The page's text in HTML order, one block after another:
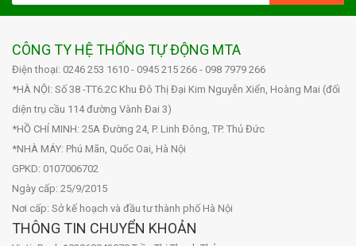
CÔNG TY HỆ THỐNG TỰ ĐỘNG MTA
Điện thoại: 0246 253 1610 - 0945 215 266 - 098 7979 266
*HÀ NỘI: Số 38 -TT6.2C Khu Đô Thị Đại Kim Nguyễn Xiển, Hoàng Mai (đối
diện trụ cầu 114 đường Vành Đai 3)
*HỒ CHÍ MINH: 25A Đường 24, P. Linh Đông, TP. Thủ Đức
*NHÀ MÁY: Phú Mãn, Quốc Oai, Hà Nội
GPKD: 0107006702
Ngày cấp: 25/9/2015
Nơi cấp: Sở kế hoạch và đầu tư thành phố Hà Nội
THÔNG TIN CHUYỂN KHOẢN